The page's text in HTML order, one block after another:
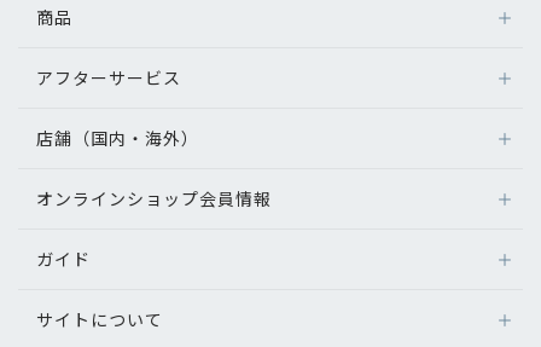
商品
アフターサービス
店舗（国内・海外）
オンラインショップ会員情報
ガイド
サイトについて